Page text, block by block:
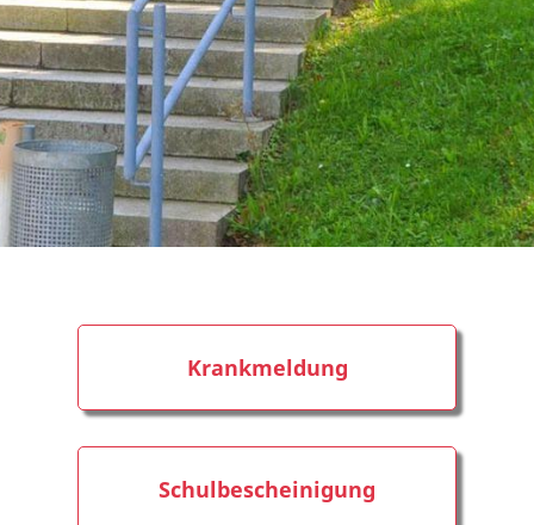
Krankmeldung
Schulbescheinigung